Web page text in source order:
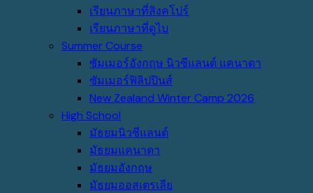
เรียนภาษาที่สิงคโปร์
เรียนภาษาที่ดูไบ
Summer Course
ซัมเมอร์อังกฤษ นิวซีแลนด์ แคนาดา
ซัมเมอร์ฟิลิปปินส์
New Zealand Winter Camp 2026
High School
มัธยมนิวซีแลนด์
มัธยมแคนาดา
มัธยมอังกฤษ
มัธยมออสเตรเลีย